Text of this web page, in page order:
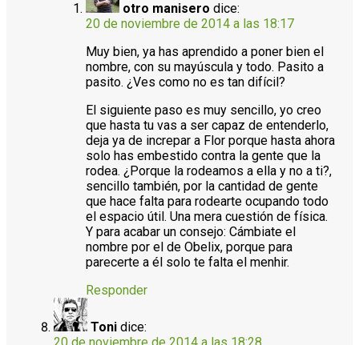
otro manisero dice:
20 de noviembre de 2014 a las 18:17
Muy bien, ya has aprendido a poner bien el
nombre, con su mayúscula y todo. Pasito a
pasito. ¿Ves como no es tan difícil?
El siguiente paso es muy sencillo, yo creo
que hasta tu vas a ser capaz de entenderlo,
deja ya de increpar a Flor porque hasta ahora
solo has embestido contra la gente que la
rodea. ¿Porque la rodeamos a ella y no a ti?,
sencillo también, por la cantidad de gente
que hace falta para rodearte ocupando todo
el espacio útil. Una mera cuestión de física.
Y para acabar un consejo: Cámbiate el
nombre por el de Obelix, porque para
parecerte a él solo te falta el menhir.
Responder
Toni dice: